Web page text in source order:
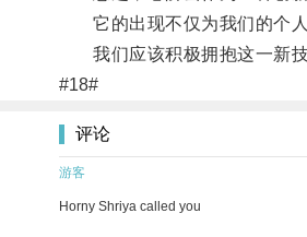
它的出现不仅为我们的个人
我们应该积极拥抱这一新技
#18#
评论
游客
Horny Shriya called you